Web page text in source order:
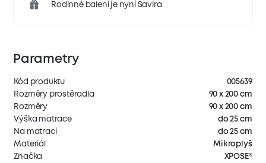
Rodinné balení je nyní Savira
Parametry
Kód produktu
005639
Rozměry prostěradla
90 x 200 cm
Rozměry
90 x 200 cm
Výška matrace
do 25 cm
Na matraci
do 25 cm
Materiál
Mikroplyš
Značka
XPOSE®